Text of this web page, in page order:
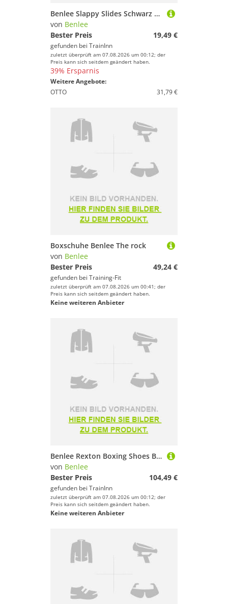
Benlee Slappy Slides Schwarz EU 44
von Benlee
Bester Preis
19,49 €
gefunden bei TrainInn
zuletzt überprüft am 07.08.2026 um 00:12; der
Preis kann sich seitdem geändert haben.
39% Ersparnis
Weitere Angebote:
OTTO
31,79 €
Boxschuhe Benlee The rock
von Benlee
Bester Preis
49,24 €
gefunden bei Training-Fit
zuletzt überprüft am 07.08.2026 um 00:41; der
Preis kann sich seitdem geändert haben.
Keine weiteren Anbieter
Benlee Rexton Boxing Shoes Braun EU 44 Mann
von Benlee
Bester Preis
104,49 €
gefunden bei TrainInn
zuletzt überprüft am 07.08.2026 um 00:12; der
Preis kann sich seitdem geändert haben.
Keine weiteren Anbieter